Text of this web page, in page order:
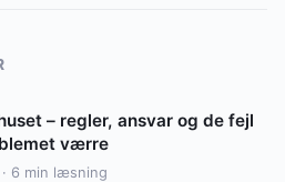
– regler, ansvar og de fejl
værre
6 min læsning